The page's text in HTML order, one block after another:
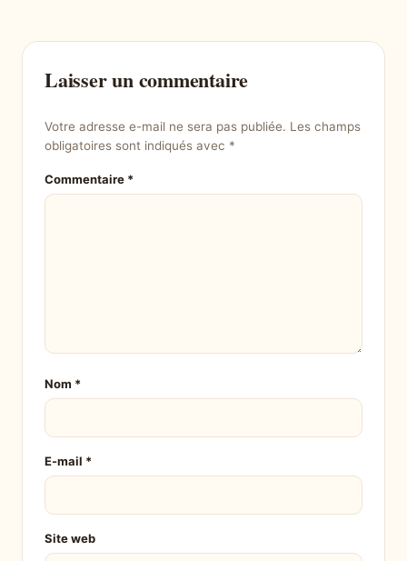
Laisser un commentaire
Votre adresse e-mail ne sera pas publiée. Les champs
obligatoires sont indiqués avec *
Commentaire *
Nom *
E-mail *
Site web